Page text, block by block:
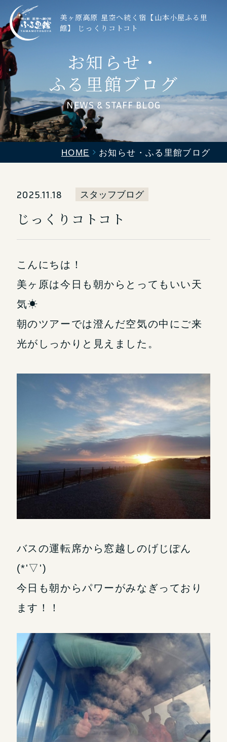
美ヶ原高原 星空へ続く宿【山本小屋ふる里
館】 じっくりコトコト
お知らせ・
ふる里館ブログ
NEWS & STAFF BLOG
HOME お知らせ・ふる里館ブログ
2025.11.18 スタッフブログ
じっくりコトコト
こんにちは！
美ヶ原は今日も朝からとってもいい天
気☀
朝のツアーでは澄んだ空気の中にご来
光がしっかりと見えました。
バスの運転席から窓越しのげじぽん
(*'▽')
今日も朝からパワーがみなぎっており
ます！！